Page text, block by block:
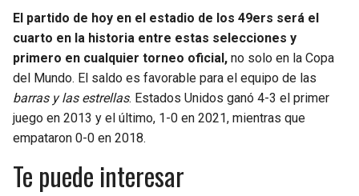
El partido de hoy en el estadio de los 49ers será el
cuarto en la historia entre estas selecciones y
primero en cualquier torneo oficial, no solo en la Copa
del Mundo. El saldo es favorable para el equipo de las
barras y las estrellas. Estados Unidos ganó 4-3 el primer
juego en 2013 y el último, 1-0 en 2021, mientras que
empataron 0-0 en 2018.
Te puede interesar